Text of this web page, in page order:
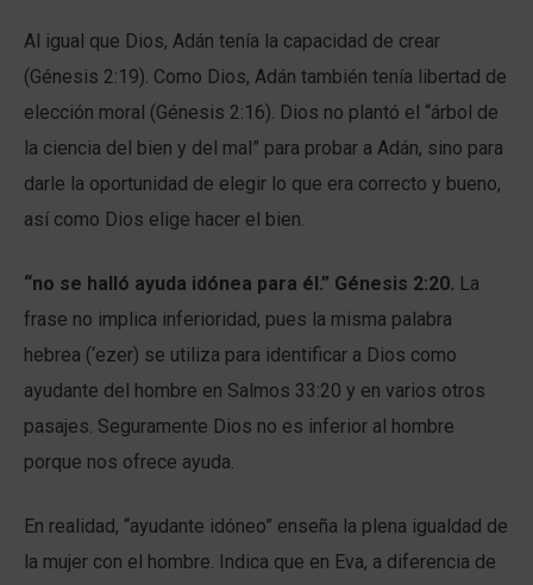
Al igual que Dios, Adán tenía la capacidad de crear
(Génesis 2:19). Como Dios, Adán también tenía libertad de
elección moral (Génesis 2:16). Dios no plantó el “árbol de
la ciencia del bien y del mal” para probar a Adán, sino para
darle la oportunidad de elegir lo que era correcto y bueno,
así como Dios elige hacer el bien.
“no se halló ayuda idónea para él.” Génesis 2:20. La
frase no implica inferioridad, pues la misma palabra
hebrea (‘ezer) se utiliza para identificar a Dios como
ayudante del hombre en Salmos 33:20 y en varios otros
pasajes. Seguramente Dios no es inferior al hombre
porque nos ofrece ayuda.
En realidad, “ayudante idóneo” enseña la plena igualdad de
la mujer con el hombre. Indica que en Eva, a diferencia de